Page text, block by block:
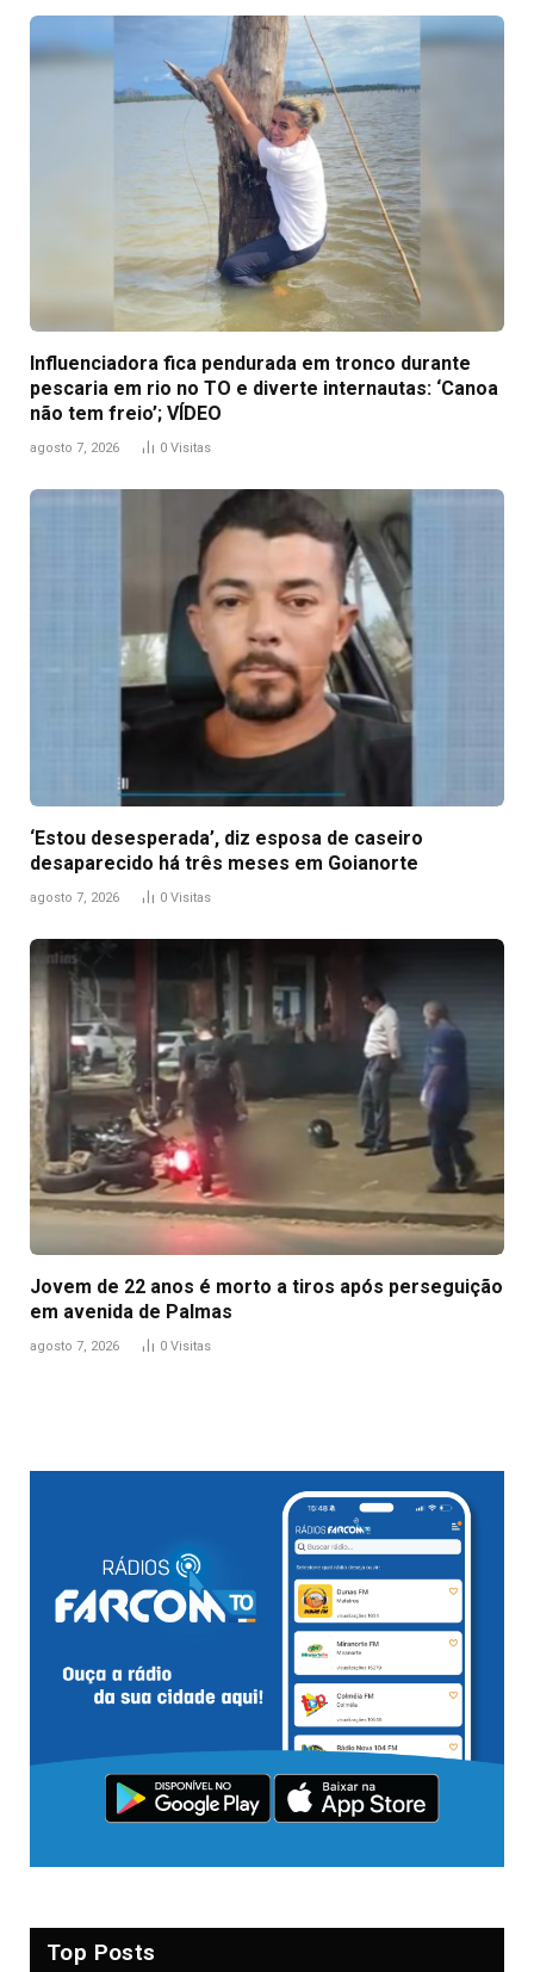
Influenciadora fica pendurada em tronco durante
pescaria em rio no TO e diverte internautas: ‘Canoa
não tem freio’; VÍDEO
agosto 7, 2026 0 Visitas
‘Estou desesperada’, diz esposa de caseiro
desaparecido há três meses em Goianorte
agosto 7, 2026 0 Visitas
Jovem de 22 anos é morto a tiros após perseguição
em avenida de Palmas
agosto 7, 2026 0 Visitas
Top Posts